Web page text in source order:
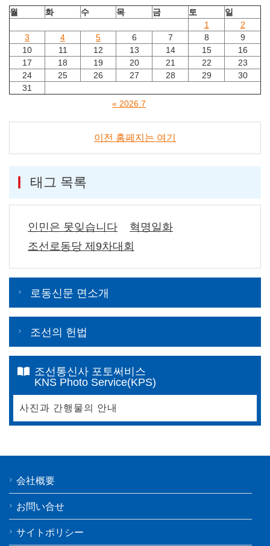
월
화 수 목 금 토
일
1
2
3
4 5 6 7 8
9
10
11 12 13 14 15
16
17
18 19 20 21 22
23
24
25 26 27 28 29
30
31
« 2026.7
이전 홈페지는 여기
태그 목록
인민은 못잊습니다
혁명일화
조선로동당 제9차대회
로동신문 면소개
조선의 헌법
조선통신사 포토써비스
KNS Photo Service(KPS)
사진과 간행물의 안내
会社概要
お問い合せ
サイトポリシー